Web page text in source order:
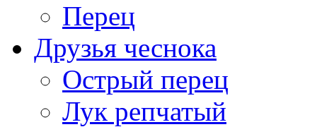
Перец
Друзья чеснока
Острый перец
Лук репчатый